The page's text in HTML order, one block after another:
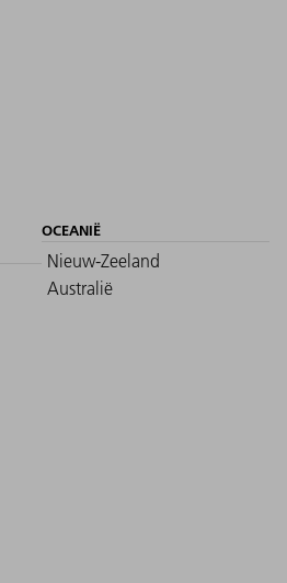
OCEANIË
Nieuw-Zeeland
Australië